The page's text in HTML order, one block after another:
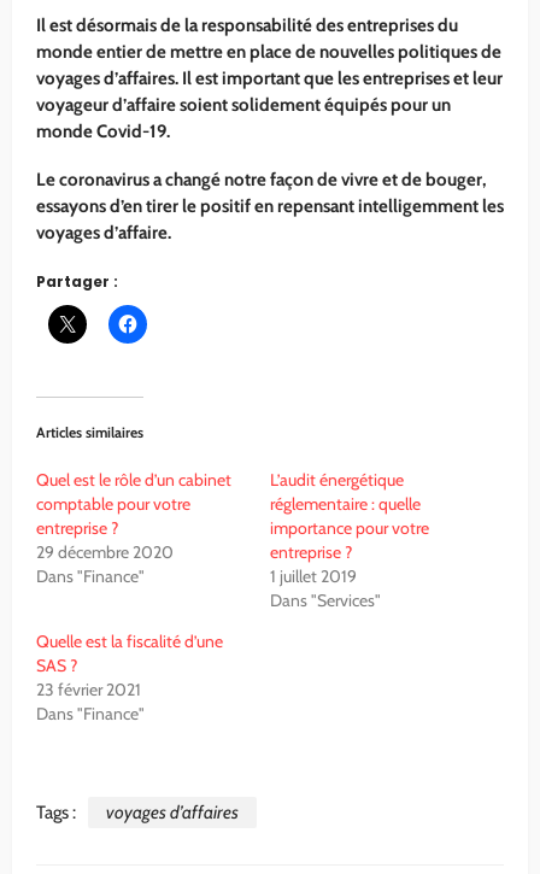
Il est désormais de la responsabilité des entreprises du
monde entier de mettre en place de nouvelles politiques de
voyages d’affaires. Il est important que les entreprises et leur
voyageur d’affaire soient solidement équipés pour un
monde Covid-19.
Le coronavirus a changé notre façon de vivre et de bouger,
essayons d’en tirer le positif en repensant intelligemment les
voyages d’affaire.
Partager :
Articles similaires
Quel est le rôle d’un cabinet
comptable pour votre
entreprise ?
29 décembre 2020
Dans "Finance"
L’audit énergétique
réglementaire : quelle
importance pour votre
entreprise ?
1 juillet 2019
Dans "Services"
Quelle est la fiscalité d’une
SAS ?
23 février 2021
Dans "Finance"
Tags : voyages d’affaires